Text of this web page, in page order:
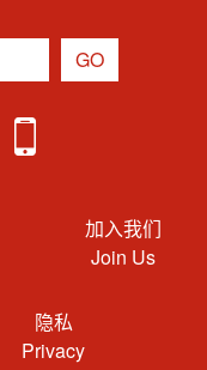
加入我们
Join Us
隐私
Privacy